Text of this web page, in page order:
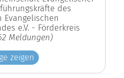
des
Evangelischen
e.V. - Förderkreis
Meldungen)
zeigen